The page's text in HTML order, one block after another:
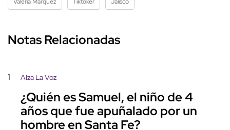
Notas Relacionadas
1 Alza La Voz
¿Quién es Samuel, el niño de 4
años que fue apuñalado por un
hombre en Santa Fe?